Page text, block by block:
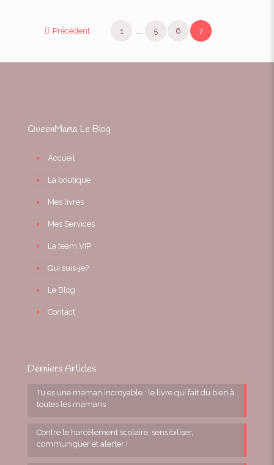
Précédent 1 5 6 7
QueenMama Le Blog
Accueil
La boutique
Mes livres
Mes Services
La team VIP
Qui suis-je?
Le Blog
Contact
Derniers Articles
Tu es une maman incroyable : le livre qui fait du bien à
toutes les mamans
Contre le harcèlement scolaire, sensibiliser,
communiquer et alerter !